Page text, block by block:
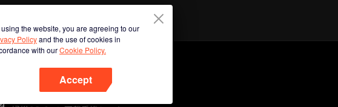
using the website, you are agreeing to our
Policyand the use of cookies in
with ourCookie Policy.
Accept